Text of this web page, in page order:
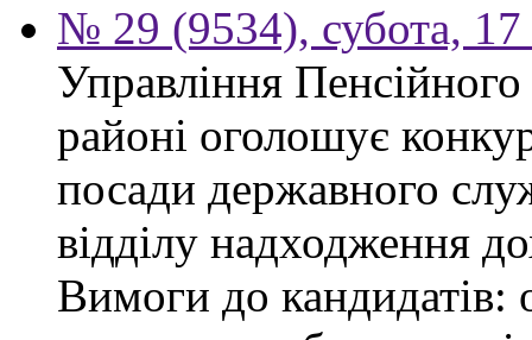
№ 29 (9534), субота,
Управління
районі оголошує
посади державного
відділу надходження
Вимоги до кандидатів: